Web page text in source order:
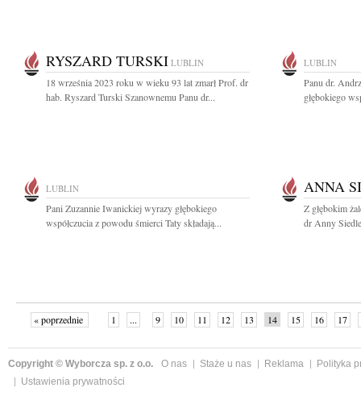
RYSZARD TURSKI LUBLIN
18 września 2023 roku w wieku 93 lat zmarł Prof. dr
hab. Ryszard Turski Szanownemu Panu dr...
LUBLIN
Panu dr.
głębokiego
LUBLIN
Pani Zuzannie Iwanickiej wyrazy głębokiego
współczucia z powodu śmierci Taty składają...
ANNA
Z głębokim
dr Anny
« poprzednie 1 ... 9 10 11 12 13 14 15 16 17
Copyright © Wyborcza sp. z o.o. O nas Staże u nas Reklama
Polityka
Ustawienia prywatności